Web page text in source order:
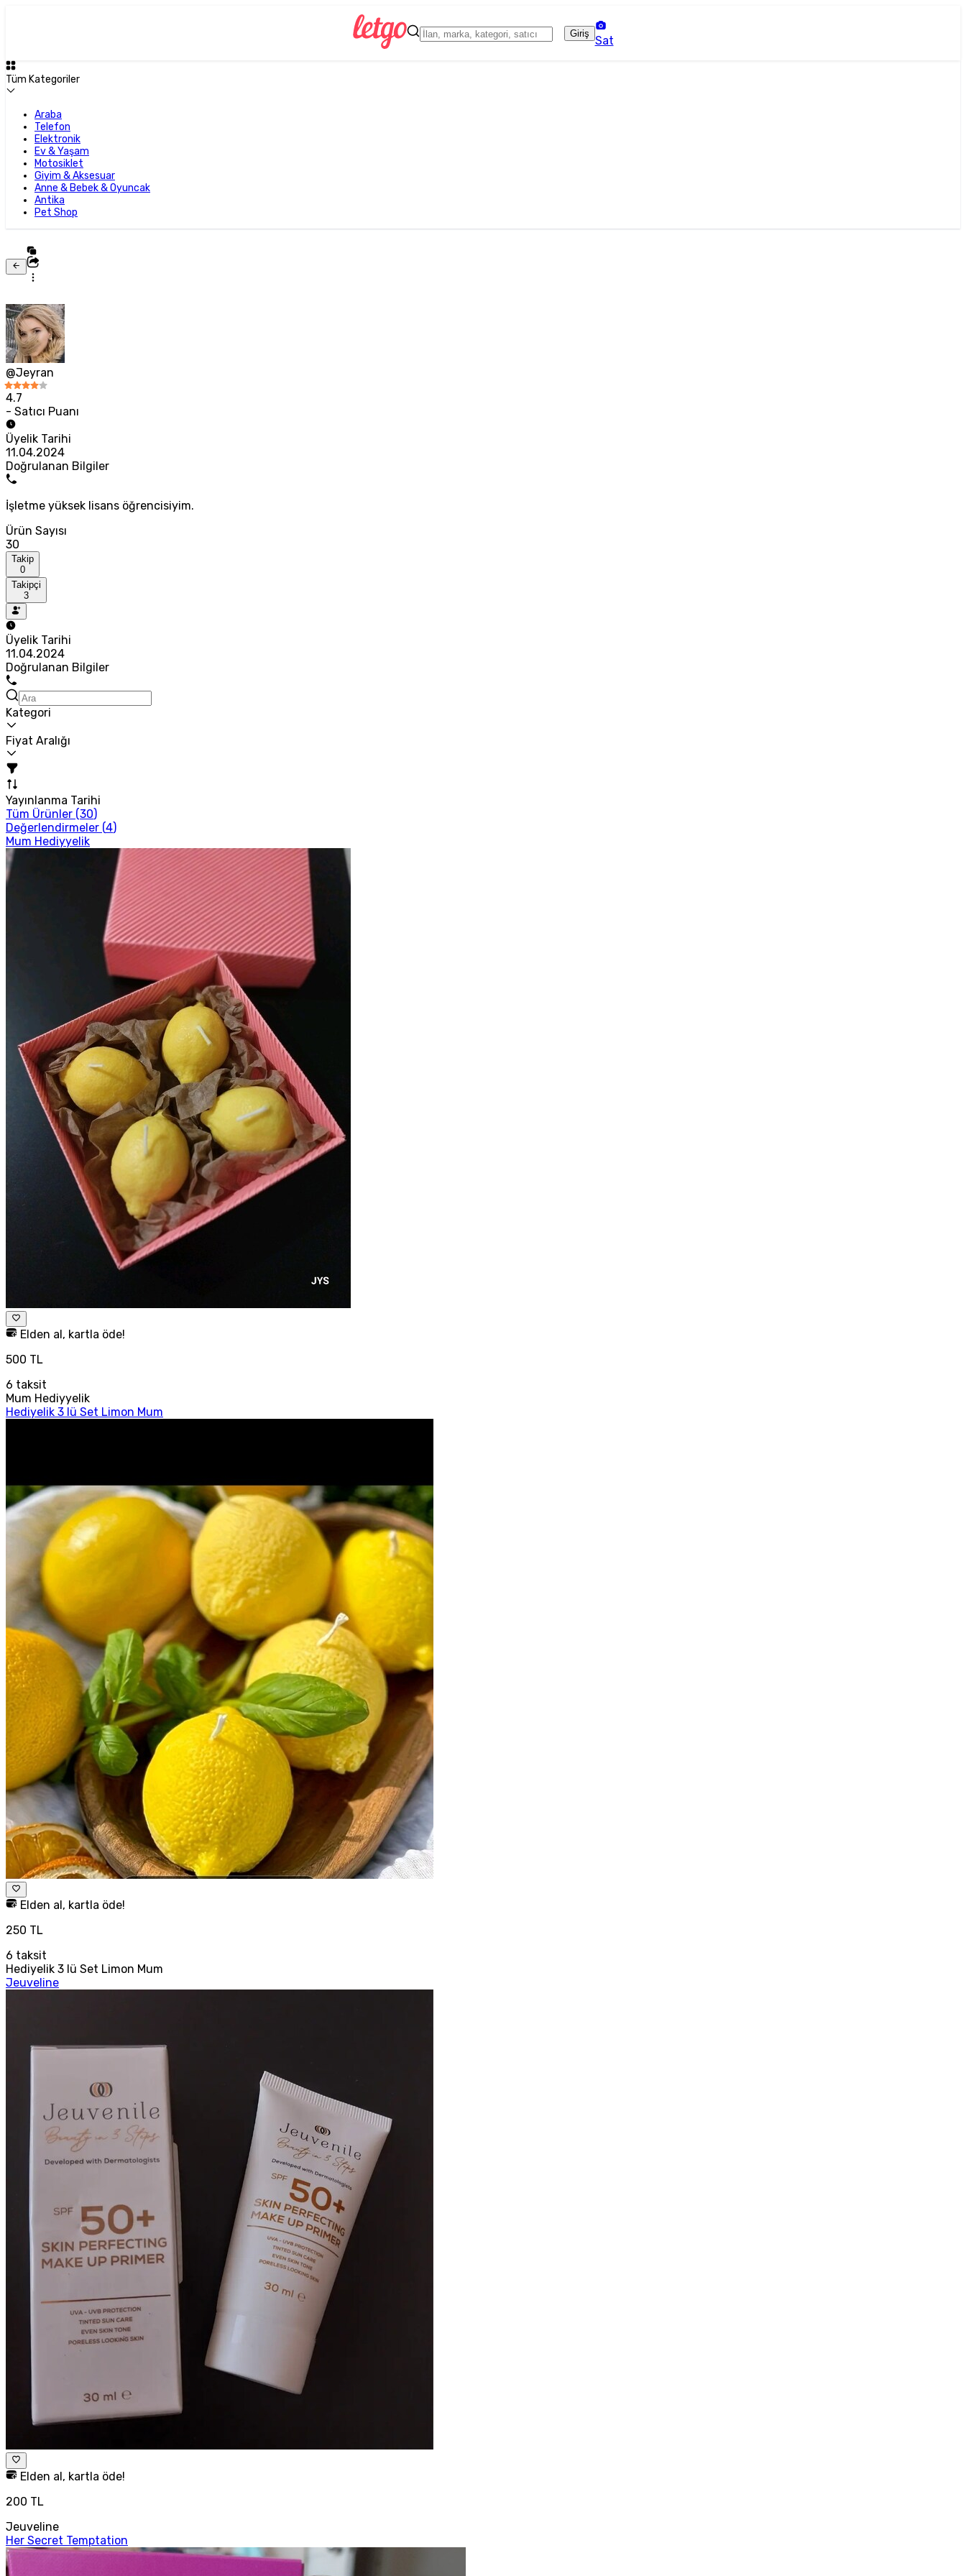
Giriş
Sat
Tüm Kategoriler
Araba
Telefon
Elektronik
Ev & Yaşam
Motosiklet
Giyim & Aksesuar
Anne & Bebek & Oyuncak
Antika
Pet Shop
@Jeyran
4.7
- Satıcı Puanı
Üyelik Tarihi
11.04.2024
Doğrulanan Bilgiler
İşletme yüksek lisans öğrencisiyim.
Ürün Sayısı
30
Takip
0
Takipçi
3
Üyelik Tarihi
11.04.2024
Doğrulanan Bilgiler
Kategori
Fiyat Aralığı
Yayınlanma Tarihi
Tüm Ürünler (30)
Değerlendirmeler (4)
Mum Hediyyelik
Elden al, kartla öde!
500 TL
6 taksit
Mum Hediyyelik
Hediyelik 3 lü Set Limon Mum
Elden al, kartla öde!
250 TL
6 taksit
Hediyelik 3 lü Set Limon Mum
Jeuveline
Elden al, kartla öde!
200 TL
Jeuveline
Her Secret Temptation